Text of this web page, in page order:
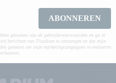
ABONNEREN
genomen van de gebruiksvoorwaarden en ga ik
berichten van Fitadium te ontvangen en dat mijn
gemeten om onze marketingcampagnes te evalueren